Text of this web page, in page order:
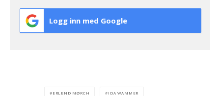
Logg inn med Google
ERLEND MØRCH IDA WAMMER